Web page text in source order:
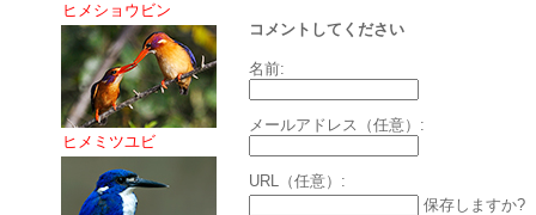
ヒメショウビン
ヒメミツユビ
コメントしてください
名前:
メールアドレス（任意）:
URL（任意）:
保存しますか?